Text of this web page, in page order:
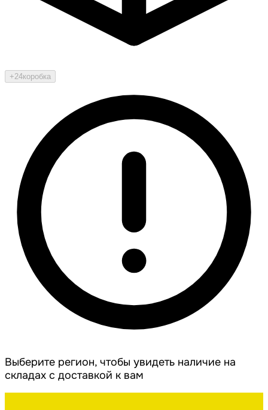
+24коробка
Выберите регион, чтобы увидеть наличие на
складах с доставкой к вам